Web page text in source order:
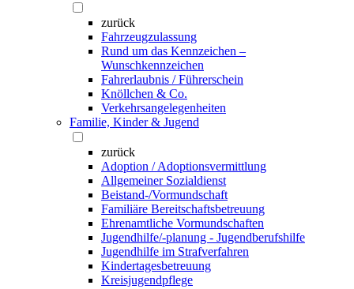
zurück
Fahrzeugzulassung
Rund um das Kennzeichen –
Wunschkennzeichen
Fahrerlaubnis / Führerschein
Knöllchen & Co.
Verkehrsangelegenheiten
Familie, Kinder & Jugend
zurück
Adoption / Adoptionsvermittlung
Allgemeiner Sozialdienst
Beistand-/Vormundschaft
Familiäre Bereitschaftsbetreuung
Ehrenamtliche Vormundschaften
Jugendhilfe/-planung - Jugendberufshilfe
Jugendhilfe im Strafverfahren
Kindertagesbetreuung
Kreisjugendpflege